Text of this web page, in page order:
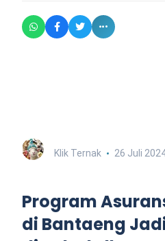
Klik Ternak 26 Juli
Program
di Bantaeng